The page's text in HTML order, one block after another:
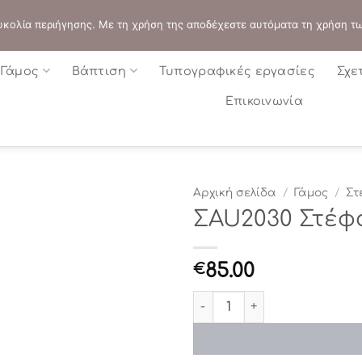
Γάμος Βάπτιση Τυπογραφικές εργασίες
Επικοινωνία
Αρχική σελίδα / Γάμος /
ΣAU2030
€85.00
ΣAU2030 Στέφανα γάμου
περιήγησης. Με τη χρήση της αποδέχεστε αυτόματα τη χρήση